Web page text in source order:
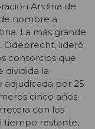
Andina de
nombre a
La más grande
Odebrecht, lideró
consorcios que
dividida la
adjudicada por 25
cinco años
con los
tiempo restante,